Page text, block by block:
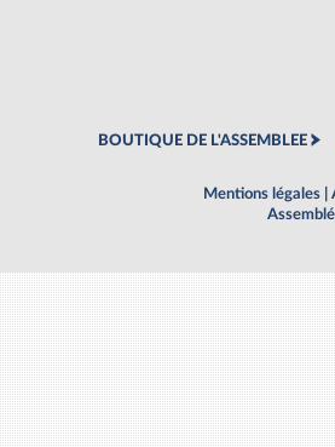
BOUTIQUE DE L'ASSEMBLEE
Mentions légales